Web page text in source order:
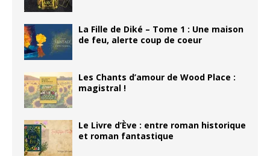
La Fille de Diké – Tome 1 : Une maison
de feu, alerte coup de coeur
Les Chants d’amour de Wood Place :
magistral !
Le Livre d’Ève : entre roman historique
et roman fantastique